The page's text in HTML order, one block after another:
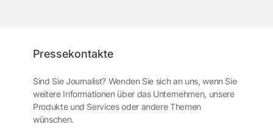
Pressekontakte
Sind Sie Journalist? Wenden Sie sich an uns, wenn Sie
weitere Informationen über das Unternehmen, unsere
Produkte und Services oder andere Themen
wünschen.